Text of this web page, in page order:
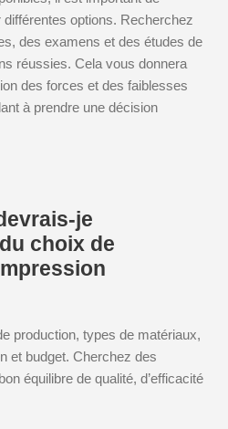
options. Recherchez
des examens et des études de
réussies. Cela vous donnera
des forces et des faiblesses
à prendre une décision
je
choix de
production, types de matériaux,
et budget. Cherchez des
équilibre de qualité, d’efficacité